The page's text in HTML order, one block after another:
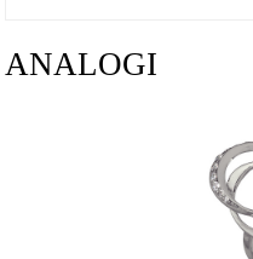
ANALOGI